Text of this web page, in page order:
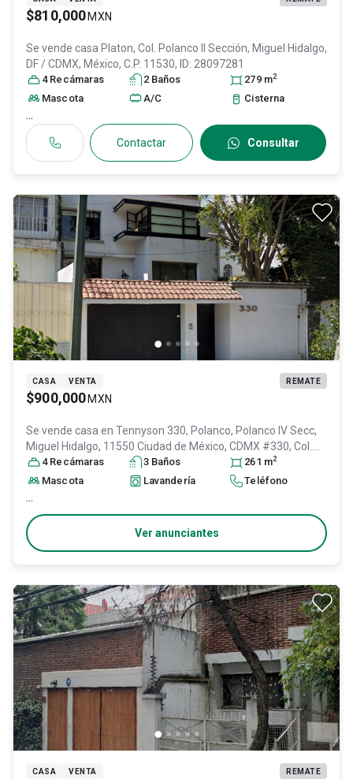
$810,000 MXN
Se vende casa Platon, Col. Polanco II Sección, Miguel Hidalgo,
DF / CDMX, México, C.P. 11530, ID: 28097281
4 Recámaras 2 Baños 279 m2
Mascota A/C Cisterna
...
Contactar Consultar
CASA VENTA REMATE
$900,000 MXN
Se vende casa en Tennyson 330, Polanco, Polanco IV Secc,
Miguel Hidalgo, 11550 Ciudad de México, CDMX #330, Col.
Polanco IV Sección,
Miguel Hidalgo , DF / CDMX, México
11550, ID:30327719
4 Recámaras 3 Baños 261 m2
Mascota Lavandería Teléfono
...
Ver anunciantes
CASA VENTA REMATE